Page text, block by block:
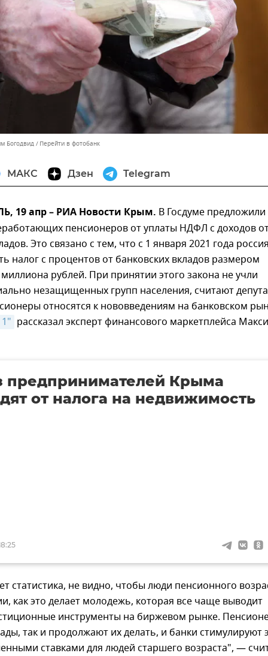
Богодвид Перейти в фотобанк
МАКС Дзен Telegram
19 апр – РИА Новости Крым. В Госдуме предложили
пенсионеров от уплаты НДФЛ с доходов
Это связано с тем, что с 1 января 2021 года
налог с процентов от банковских вкладов размером
рублей. При принятии этого закона не учли
незащищенных групп населения, считают
относятся к нововведениям на банковском
рассказал эксперт финансового маркетплейса
предпринимателей Крыма
от налога на недвижимость
статистика, не видно, чтобы люди пенсионного
как это делает молодежь, которая все чаще выводит
инструменты на биржевом рынке.
так и продолжают их делать, и банки стимулируют
ставками для людей старшего возраста", —